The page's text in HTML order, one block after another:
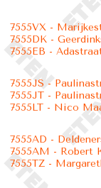
7555VX -
7555DK -
7555EB -
7555JS -
7555JT -
7555LT - Nico
7555AD -
7555AM - Robert
7555TZ -